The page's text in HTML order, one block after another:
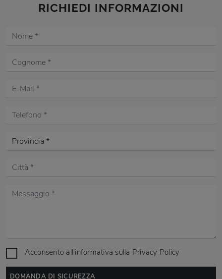
RICHIEDI INFORMAZIONI
Acconsento all'informativa sulla Privacy Policy
DOMANDA DI SICUREZZA